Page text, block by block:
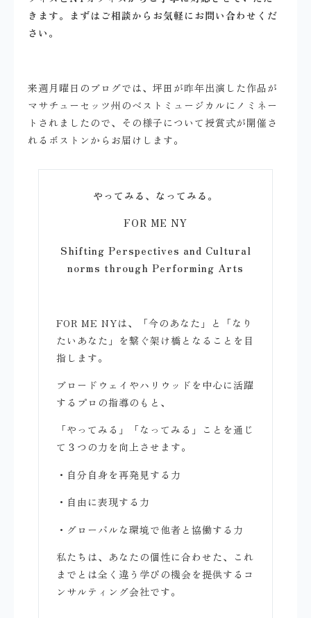
きます。まずはご相談からお気軽にお問い合わせくだ
さい。
来週月曜日のブログでは、坪田が昨年出演した作品が
マサチューセッツ州のベストミュージカルにノミネー
トされましたので、その様子について授賞式が開催さ
れるボストンからお届けします。
やってみる、なってみる。
FOR ME NY
Shifting Perspectives and Cultural
norms through Performing Arts
FOR ME NYは、「今のあなた」と「なり
たいあなた」を繋ぐ架け橋となることを目
指します。
ブロードウェイやハリウッドを中心に活躍
するプロの指導のもと、
「やってみる」「なってみる」ことを通じ
て３つの力を向上させます。
・自分自身を再発見する力
・自由に表現する力
・グローバルな環境で他者と協働する力
私たちは、あなたの個性に合わせた、これ
までとは全く違う学びの機会を提供するコ
ンサルティング会社です。